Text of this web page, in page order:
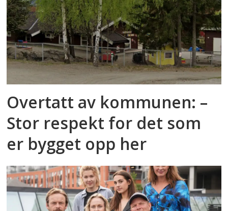
Overtatt av kommunen: –
Stor respekt for det som
er bygget opp her